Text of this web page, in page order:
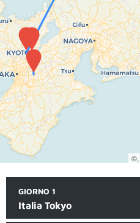
©,
GIORNO 1
Italia Tokyo